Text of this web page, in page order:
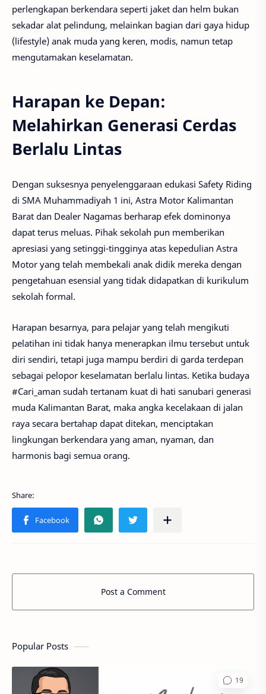
perlengkapan berkendara seperti jaket dan helm bukan
sekadar alat pelindung, melainkan bagian dari gaya hidup
(lifestyle) anak muda yang keren, modis, namun tetap
mengutamakan keselamatan.
Harapan ke Depan:
Melahirkan Generasi Cerdas
Berlalu Lintas
Dengan suksesnya penyelenggaraan edukasi Safety Riding
di SMA Muhammadiyah 1 ini, Astra Motor Kalimantan
Barat dan Dealer Nagamas berharap efek dominonya
dapat terus meluas. Pihak sekolah pun memberikan
apresiasi yang setinggi-tingginya atas kepedulian Astra
Motor yang telah membekali anak didik mereka dengan
pengetahuan esensial yang tidak didapatkan di kurikulum
sekolah formal.
Harapan besarnya, para pelajar yang telah mengikuti
pelatihan ini tidak hanya menerapkan ilmu tersebut untuk
diri sendiri, tetapi juga mampu berdiri di garda terdepan
sebagai pelopor keselamatan berlalu lintas. Ketika budaya
#Cari_aman sudah tertanam kuat di hati sanubari generasi
muda Kalimantan Barat, maka angka kecelakaan di jalan
raya secara bertahap dapat ditekan, menciptakan
lingkungan berkendara yang aman, nyaman, dan
harmonis bagi semua orang.
Post a Comment
Popular Posts